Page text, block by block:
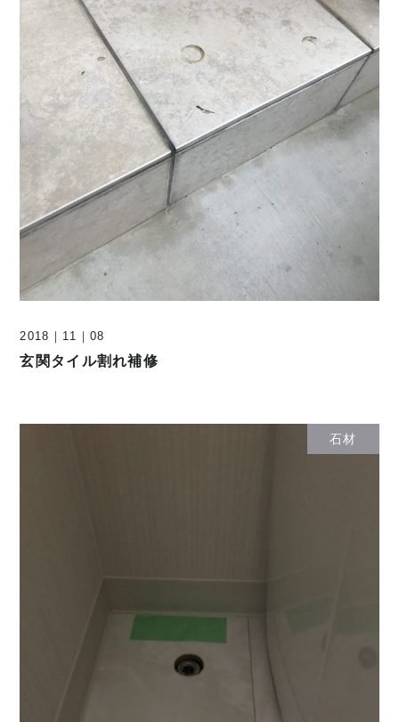
2018 ｜ 11 ｜ 08
玄関タイル割れ補修
石材